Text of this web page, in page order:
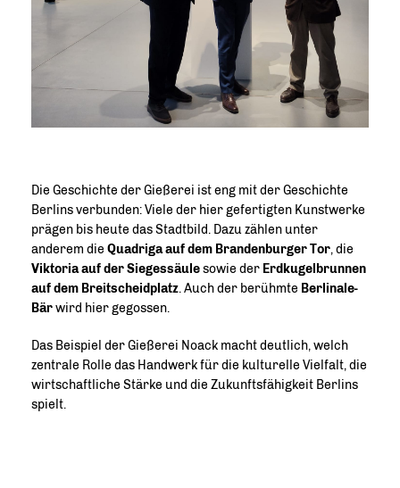
Die Geschichte der Gießerei ist eng mit der Geschichte
Berlins verbunden: Viele der hier gefertigten Kunstwerke
prägen bis heute das Stadtbild. Dazu zählen unter
anderem die Quadriga auf dem Brandenburger Tor, die
Viktoria auf der Siegessäulesowie der Erdkugelbrunnen
auf dem Breitscheidplatz. Auch der berühmte Berlinale-
Bärwird hier gegossen.
Das Beispiel der Gießerei Noack macht deutlich, welch
zentrale Rolle das Handwerk für die kulturelle Vielfalt, die
wirtschaftliche Stärke und die Zukunftsfähigkeit Berlins
spielt.